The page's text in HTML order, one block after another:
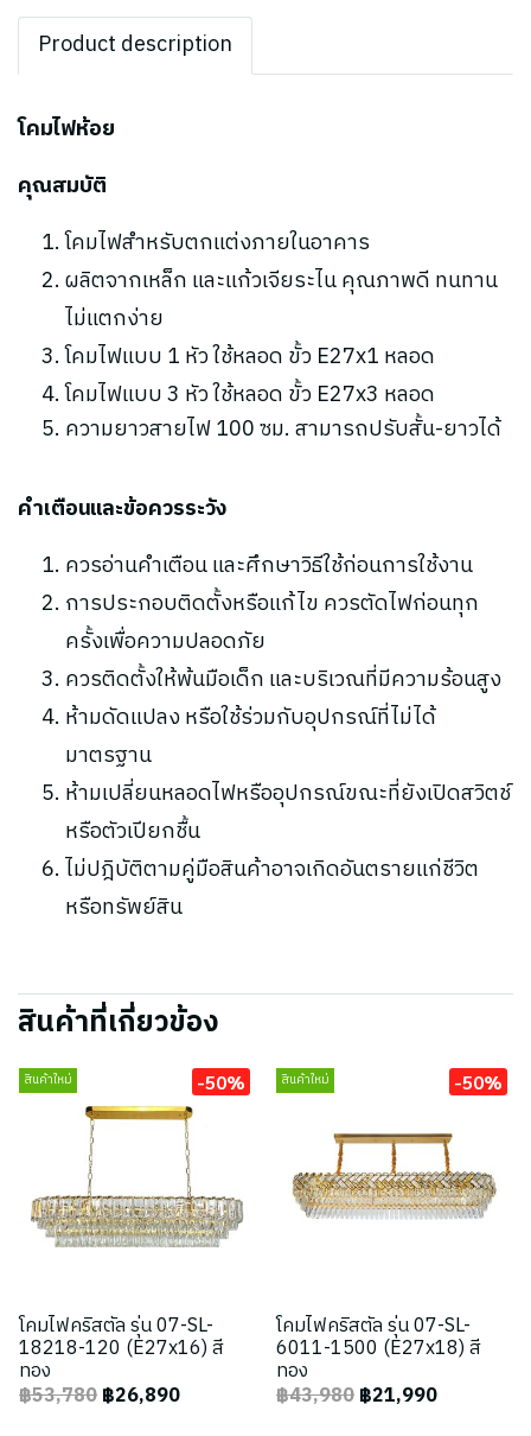
Product description
โคมไฟห้อย
คุณสมบัติ
โคมไฟสำหรับตกแต่งภายในอาคาร
ผลิตจากเหล็ก และแก้วเจียระไน คุณภาพดี ทนทาน
ไม่แตกง่าย
โคมไฟแบบ 1 หัว ใช้หลอด ขั้ว E27x1 หลอด
โคมไฟแบบ 3 หัว ใช้หลอด ขั้ว E27x3 หลอด
ความยาวสายไฟ 100 ซม. สามารถปรับสั้น-ยาวได้
คำเตือนและข้อควรระวัง
ควรอ่านคำเตือน และศึกษาวิธีใช้ก่อนการใช้งาน
การประกอบติดตั้งหรือแก้ไข ควรตัดไฟก่อนทุก
ครั้งเพื่อความปลอดภัย
ควรติดตั้งให้พ้นมือเด็ก และบริเวณที่มีความร้อนสูง
ห้ามดัดแปลง หรือใช้ร่วมกับอุปกรณ์ที่ไม่ได้
มาตรฐาน
ห้ามเปลี่ยนหลอดไฟหรืออุปกรณ์ขณะที่ยังเปิดสวิตช์
หรือตัวเปียกชื้น
ไม่ปฎิบัติตามคู่มือสินค้าอาจเกิดอันตรายแก่ชีวิต
หรือทรัพย์สิน
สินค้าที่เกี่ยวข้อง
สินค้าใหม่ -50%
โคมไฟคริสตัล รุ่น 07-SL-
18218-120 (E27x16) สี
ทอง
฿53,780฿26,890
สินค้าใหม่ -50%
โคมไฟคริสตัล รุ่น 07-SL-
6011-1500 (E27x18) สี
ทอง
฿43,980฿21,990